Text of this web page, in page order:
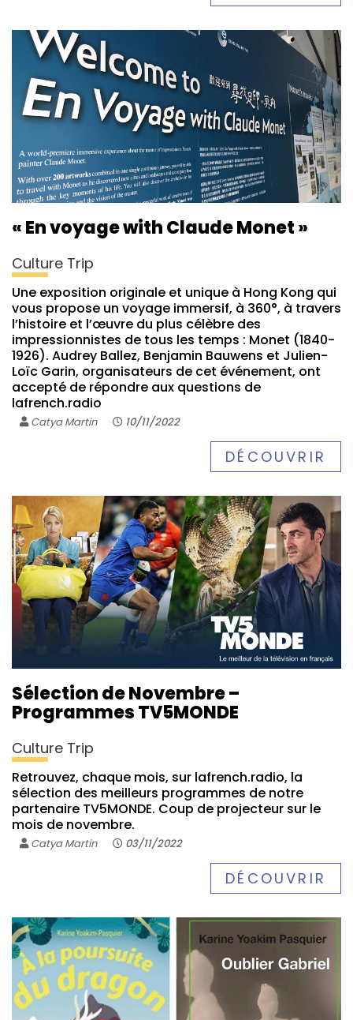
« En voyage with Claude Monet »
Culture Trip
Une exposition originale et unique à Hong Kong qui
vous propose un voyage immersif, à 360°, à travers
l’histoire et l’œuvre du plus célèbre des
impressionnistes de tous les temps : Monet (1840-
1926). Audrey Ballez, Benjamin Bauwens et Julien-
Loïc Garin, organisateurs de cet événement, ont
accepté de répondre aux questions de
lafrench.radio
Catya Martin 10/11/2022
DÉCOUVRIR
Sélection de Novembre –
Programmes TV5MONDE
Culture Trip
Retrouvez, chaque mois, sur lafrench.radio, la
sélection des meilleurs programmes de notre
partenaire TV5MONDE. Coup de projecteur sur le
mois de novembre.
Catya Martin 03/11/2022
DÉCOUVRIR